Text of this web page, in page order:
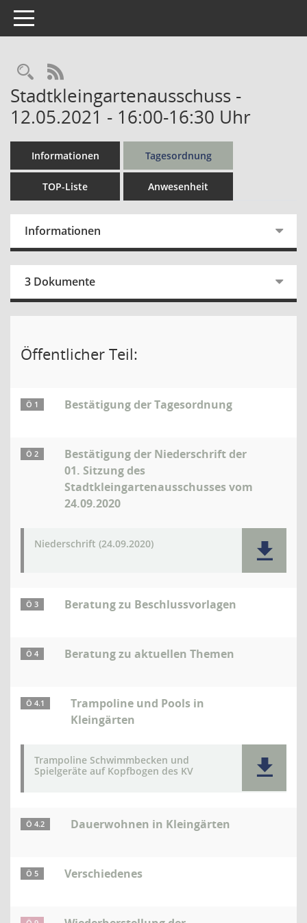
Toggle navigation
Rechercheauswahl
RSS-Feed
Stadtkleingartenausschuss -
12.05.2021 - 16:00-16:30 Uhr
Informationen Tagesordnung
TOP-Liste Anwesenheit
Informationen
3 Dokumente
Öffentlicher Teil:
Ö 1 Bestätigung der Tagesordnung
Ö 2
Bestätigung der Niederschrift der
01. Sitzung des
Stadtkleingartenausschusses vom
24.09.2020
Niederschrift (24.09.2020)
Ö 3 Beratung zu Beschlussvorlagen
Ö 4 Beratung zu aktuellen Themen
Ö 4.1
Trampoline und Pools in
Kleingärten
Trampoline Schwimmbecken und
Spielgeräte auf Kopfbogen des KV
Ö 4.2 Dauerwohnen in Kleingärten
Ö 5 Verschiedenes